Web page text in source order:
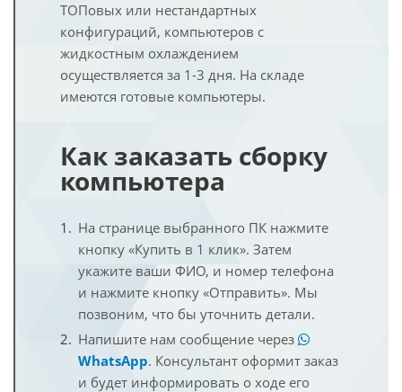
ТОПовых или нестандартных
конфигураций, компьютеров с
жидкостным охлаждением
осуществляется за 1-3 дня. На складе
имеются готовые компьютеры.
Как заказать сборку
компьютера
На странице выбранного ПК нажмите
кнопку «Купить в 1 клик». Затем
укажите ваши ФИО, и номер телефона
и нажмите кнопку «Отправить». Мы
позвоним, что бы уточнить детали.
Напишите нам сообщение через
WhatsApp. Консультант оформит заказ
и будет информировать о ходе его